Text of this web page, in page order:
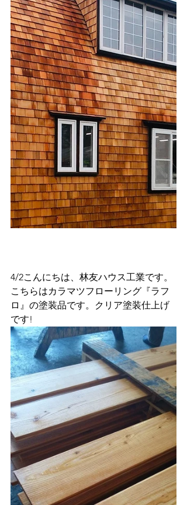
4/2こんにちは、林友ハウス工業です。
こちらはカラマツフローリング『ラフ
ロ』の塗装品です。クリア塗装仕上げ
です!